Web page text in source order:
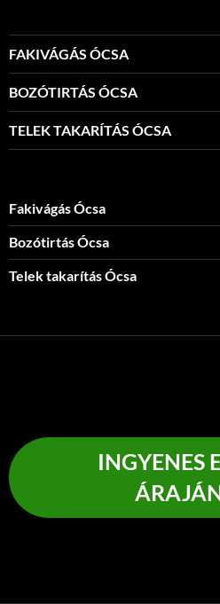
FAKIVÁGÁS ÓCSA
BOZÓTIRTÁS ÓCSA
TELEK TAKARÍTÁS ÓCSA
Fakivágás Ócsa
Bozótirtás Ócsa
Telek takarítás Ócsa
INGYENES